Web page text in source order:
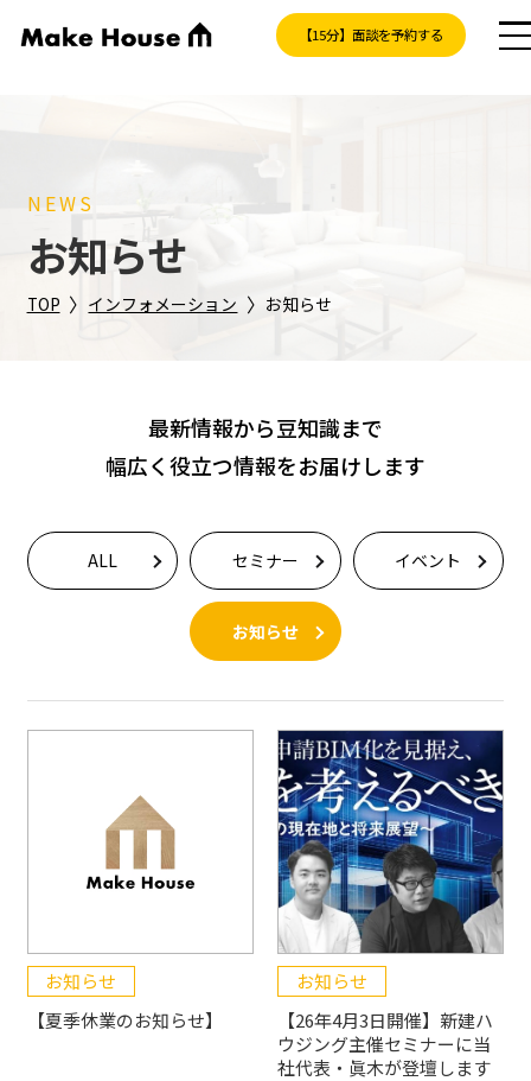
【15分】面談を予約する
NEWS
お知らせ
TOP 〉 インフォメーション 〉 お知らせ
最新情報から豆知識まで
幅広く役立つ情報をお届けします
ALL セミナー イベント
お知らせ
お知らせ
【夏季休業のお知らせ】
お知らせ
【26年4月3日開催】新建ハ
ウジング主催セミナーに当
社代表・眞木が登壇します